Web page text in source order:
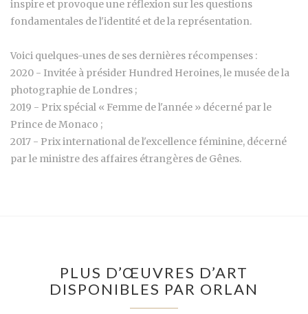
inspire et provoque une réflexion sur les questions
fondamentales de l'identité et de la représentation.
Voici quelques-unes de ses dernières récompenses :
2020 - Invitée à présider Hundred Heroines, le musée de la
photographie de Londres ;
2019 - Prix spécial « Femme de l'année » décerné par le
Prince de Monaco ;
2017 - Prix international de l'excellence féminine, décerné
par le ministre des affaires étrangères de Gênes.
PLUS D’ŒUVRES D’ART
DISPONIBLES PAR ORLAN